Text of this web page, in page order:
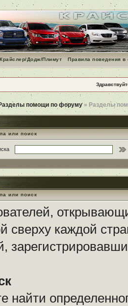
Додж/Плимут Правила поведения
помощи по форуму» Разделы
или поиск
или поиск
сверху каждой
найти